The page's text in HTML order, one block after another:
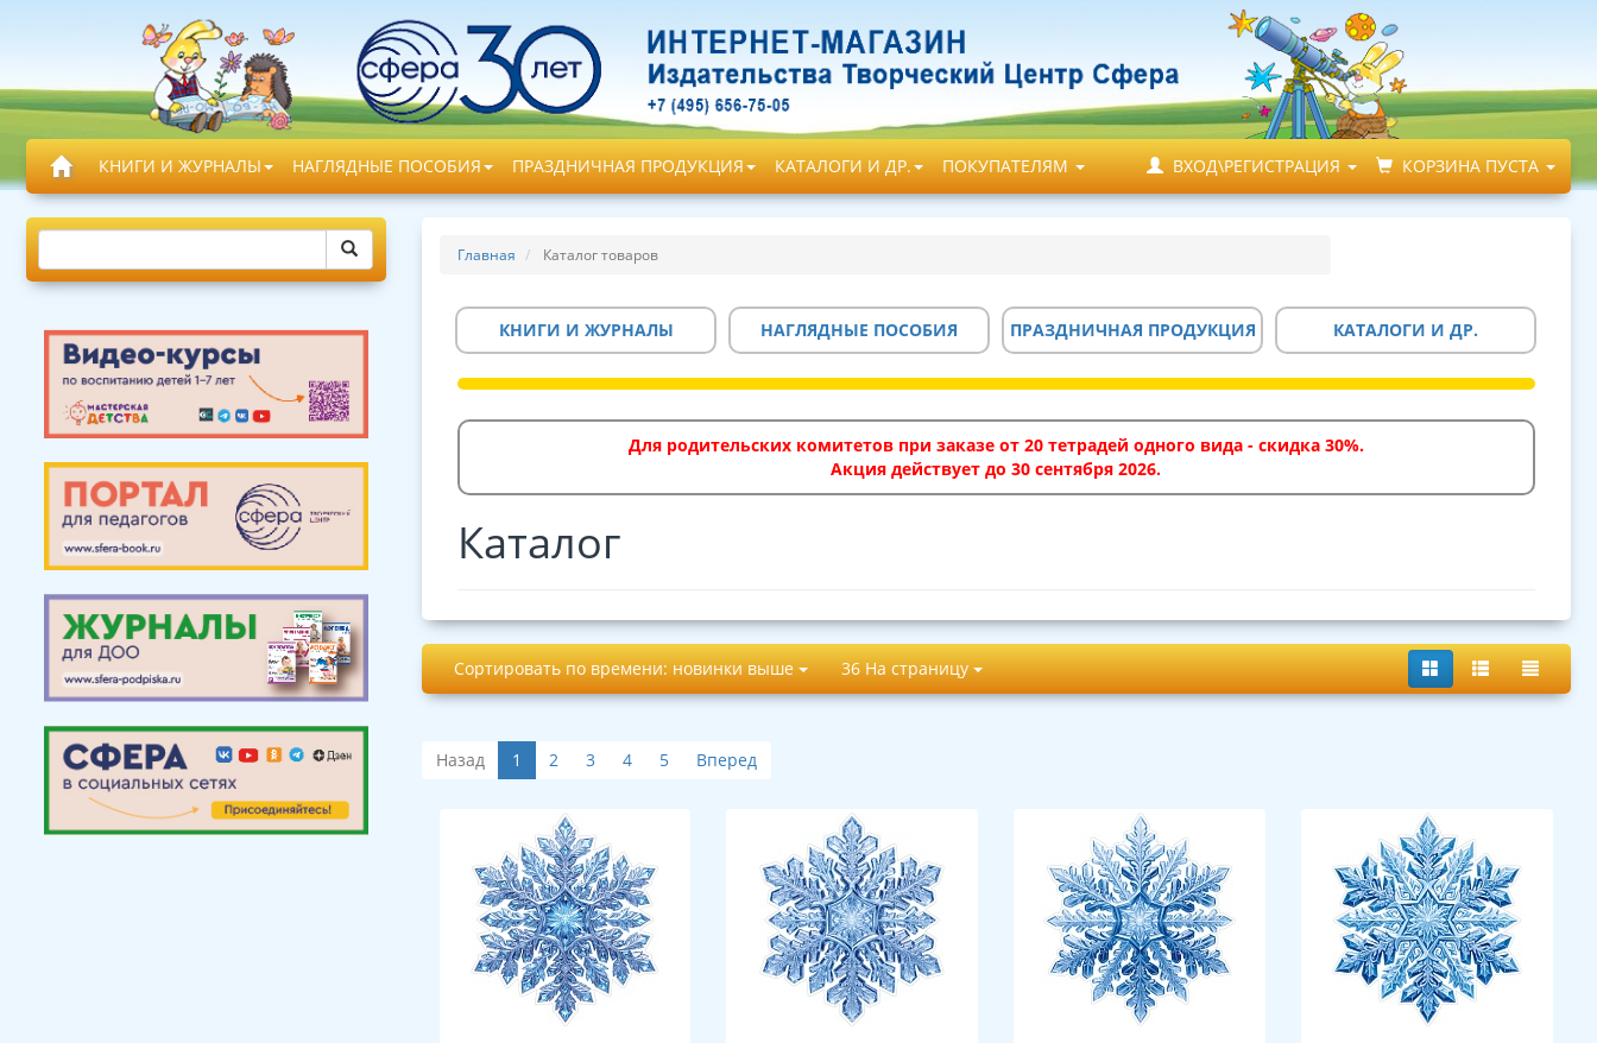
КНИГИ И ЖУРНАЛЫ НАГЛЯДНЫЕ ПОСОБИЯ ПРАЗДНИЧНАЯ ПРОДУКЦИЯ КАТАЛОГИ И ДР. ПОКУПАТЕЛЯМ ВХОД\РЕГИСТРАЦИЯ КОРЗИНА ПУСТА
Главная Каталог товаров
КНИГИ И ЖУРНАЛЫ НАГЛЯДНЫЕ ПОСОБИЯ ПРАЗДНИЧНАЯ ПРОДУКЦИЯ КАТАЛОГИ И ДР.
Для родительских комитетов при заказе от 20 тетрадей одного вида - скидка 30%.
Акция действует до 30 сентября 2026.
Каталог
Сортировать по времени: новинки выше 36 На страницу
Назад 1 2 3 4 5 Вперед